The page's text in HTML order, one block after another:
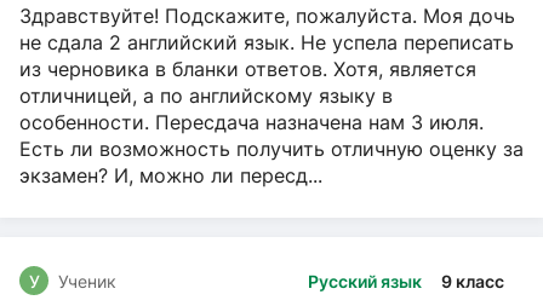
Здравствуйте! Подскажите, пожалуйста. Моя дочь
не сдала 2 английский язык. Не успела переписать
из черновика в бланки ответов. Хотя, является
отличницей, а по английскому языку в
особенности. Пересдача назначена нам 3 июля.
Есть ли возможность получить отличную оценку за
экзамен? И, можно ли пересд...
Русский язык 9 класс
У Ученик